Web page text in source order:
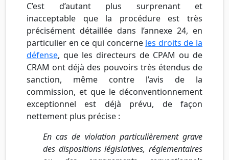
C’est d’autant plus surprenant et
inacceptable que la procédure est très
précisément détaillée dans l’annexe 24, en
particulier en ce qui concerne les droits de la
défense, que les directeurs de CPAM ou de
CRAM ont déjà des pouvoirs très étendus de
sanction, même contre l’avis de la
commission, et que le déconventionnement
exceptionnel est déjà prévu, de façon
nettement plus précise :
En cas de violation particulièrement grave
des dispositions législatives, réglementaires